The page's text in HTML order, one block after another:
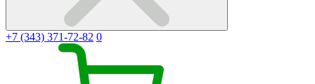
+7 (343) 371-72-82 0